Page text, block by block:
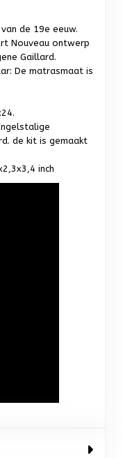
de 19e eeuw.
Nouveau ontwerp
Gaillard.
De matrasmaat is
de kit is gemaakt
inch